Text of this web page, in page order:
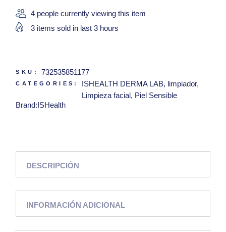
4 people currently viewing this item
3 items sold in last 3 hours
SKU: 732535851177
CATEGORIES: ISHEALTH DERMA LAB, limpiador,
Limpieza facial, Piel Sensible
Brand:ISHealth
DESCRIPCIÓN
INFORMACIÓN ADICIONAL